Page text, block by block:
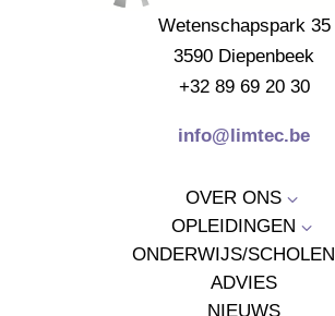
Wetenschapspark 35
3590 Diepenbeek
+32 89 69 20 30
info@limtec.be
OVER ONS 3
OPLEIDINGEN 3
ONDERWIJS/SCHOLEN
ADVIES
NIEUWS